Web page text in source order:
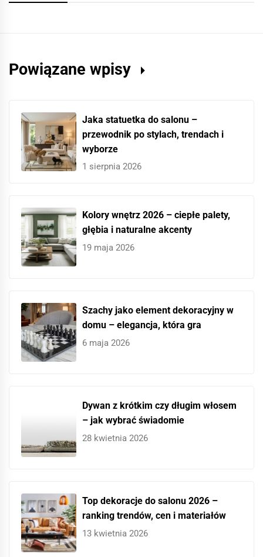
Powiązane wpisy
Jaka statuetka do salonu –
przewodnik po stylach, trendach i
wyborze
1 sierpnia 2026
Kolory wnętrz 2026 – ciepłe palety,
głębia i naturalne akcenty
19 maja 2026
Szachy jako element dekoracyjny w
domu – elegancja, która gra
6 maja 2026
Dywan z krótkim czy długim włosem
– jak wybrać świadomie
28 kwietnia 2026
Top dekoracje do salonu 2026 –
ranking trendów, cen i materiałów
13 kwietnia 2026